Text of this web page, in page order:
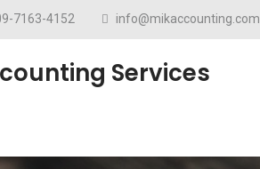
7163-4152 info@mikaccounting.com
Services